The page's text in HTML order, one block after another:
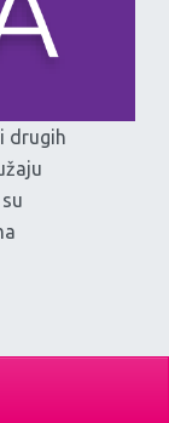
drugih